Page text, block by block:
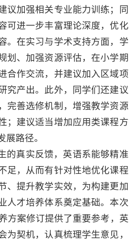
议加强相关专业能力训练；同
可进一步丰富理论深度，优化
。在实习与学术支持方面，学
划、加强资源评估，在小学期
合作交流，并建议加入区域项
究产出。此外，同学们还建议
完善选修机制，增强教学资源
；建议适当增加应用类课程方
路径。
的真实反馈，英语系能够精准
足，从而有针对性地优化课程
、提升教学实效，为构建更加
人才培养体系奠定基础。 本次
方案修订提供了重要参考， 英
为契机，认真梳理学生意见，